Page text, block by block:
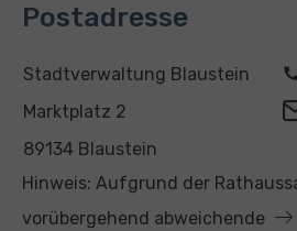
Postadresse
A
d
r
K
o
n
Stadtverwaltung Blaustein
Marktplatz 2
89134 Blaustein
Hinweis: Aufgrund der
vorübergehend abweichende